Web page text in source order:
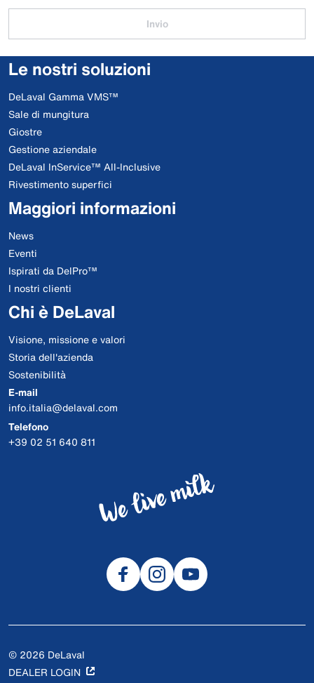
Invio
Le nostri soluzioni
DeLaval Gamma VMS™
Sale di mungitura
Giostre
Gestione aziendale
DeLaval InService™ All-Inclusive
Rivestimento superfici
Maggiori informazioni
News
Eventi
Ispirati da DelPro™
I nostri clienti
Chi è DeLaval
Visione, missione e valori
Storia dell'azienda
Sostenibilità
E-mail
info.italia@delaval.com
Telefono
+39 02 51 640 811
© 2026 DeLaval
DEALER LOGIN